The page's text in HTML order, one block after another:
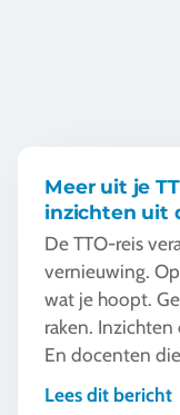
Meer uit je
inzichten uit
De TTO-reis
vernieuwing.
wat je hoopt.
raken. Inzichten
En docenten
aansluiting van hun
doelen.
Lees dit bericht